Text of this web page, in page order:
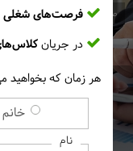
یک
صفحه اصلی وبلاگ اخبار
فرصت‌های شغلی
در جریان
هر زمان که بخواهید
خانم
نام